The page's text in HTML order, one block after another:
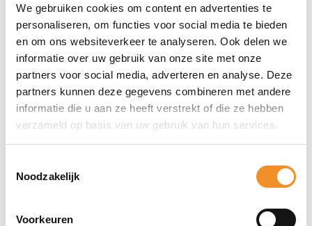
We gebruiken cookies om content en advertenties te
personaliseren, om functies voor social media te bieden
en om ons websiteverkeer te analyseren. Ook delen we
informatie over uw gebruik van onze site met onze
partners voor social media, adverteren en analyse. Deze
partners kunnen deze gegevens combineren met andere
informatie die u aan ze heeft verstrekt of die ze hebben
verzameld op basis van uw gebruik van hun services.
Noodzakelijk
Voorkeuren
Samsung
Materiaal
Geschikt voor model
Samsung Galaxy Z Fold 3
Kleur
Zwart
Aantal styli
Penfunctionaliteit